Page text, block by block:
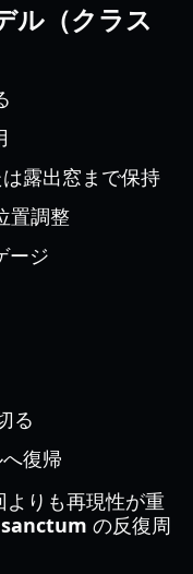
ル（クラス
露出窓まで保持
置調整
ージ
る
復帰
りも再現性が重
の反復周